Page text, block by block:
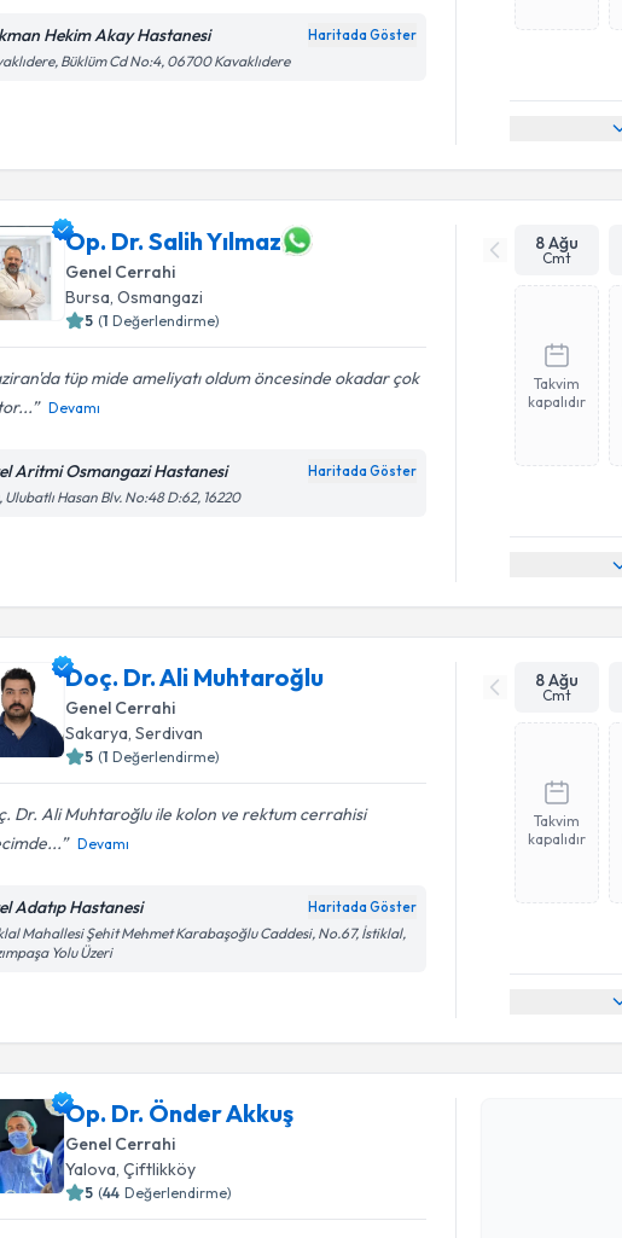
Hekim Akay Hastanesi Haritada Göster
Büklüm Cd No:4, 06700 Kavaklıdere
Op. Dr. Salih Yılmaz
Genel Cerrahi
Bursa,Osmangazi
5 (1 Değerlendirme)
tüp mide ameliyatı oldum öncesinde okadar çok
Devamı
Aritmi Osmangazi Hastanesi Haritada Göster
Ulubatlı Hasan Blv. No:48 D:62, 16220
8 Ağu
Cmt
Takvim
kapalıdır
Doç. Dr. Ali Muhtaroğlu
Genel Cerrahi
Sakarya ,Serdivan
5 (1 Değerlendirme)
Dr. Ali Muhtaroğlu ile kolon ve rektum cerrahisi
Devamı
Adatıp Hastanesi Haritada Göster
Mahallesi Şehit Mehmet Karabaşoğlu Caddesi, No.67, İstiklal,
Yolu Üzeri
8 Ağu
Cmt
Takvim
kapalıdır
Op. Dr. Önder Akkuş
Genel Cerrahi
Yalova,Çiftlikköy
5 (44 Değerlendirme)